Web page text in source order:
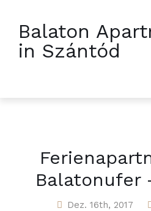
Balaton
in Szántód
Balatonufer
Dez. 16th, 2017